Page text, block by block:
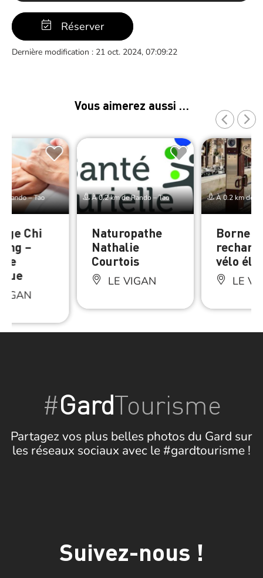
Réserver
Dernière modification : 21 oct. 2024, 07:09:22
Vous aimerez aussi …
Rando – Tao
Chi
–
À 0.2 km de Rando – Tao
Naturopathe
Nathalie
Courtois
LE VIGAN
À 0.2 km de
Borne
vélo
LE
#GardTourisme
Partagez vos plus belles photos du Gard sur
les réseaux sociaux avec le #gardtourisme !
Suivez-nous !